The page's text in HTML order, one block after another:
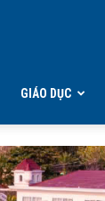
GIÁO DỤC